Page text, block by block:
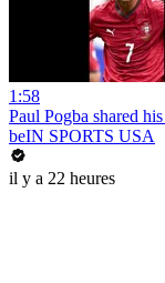
1:58
Paul Pogba shared
beIN SPORTS USA
il y a 22 heures